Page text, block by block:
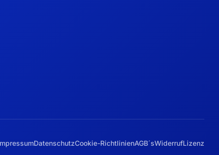
DatenschutzCookie-RichtlinienAGB´sWiderrufLizenz